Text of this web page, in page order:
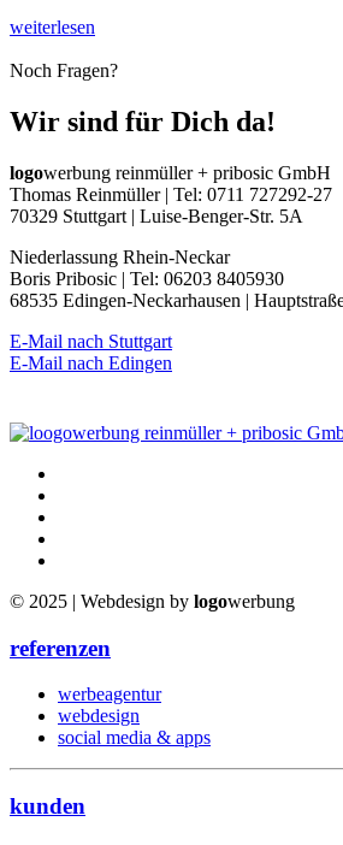
weiterlesen
Noch Fragen?
Wir sind für Dich da!
logowerbung reinmüller + pribosic GmbH
Thomas Reinmüller | Tel: 0711 727292-27
70329 Stuttgart | Luise-Benger-Str. 5A
Niederlassung Rhein-Neckar
Boris Pribosic | Tel: 06203 8405930
68535 Edingen-Neckarhausen |
E-Mail nach Stuttgart
E-Mail nach Edingen
© 2025 | Webdesign by logowerbung
referenzen
werbeagentur
webdesign
social media & apps
kunden